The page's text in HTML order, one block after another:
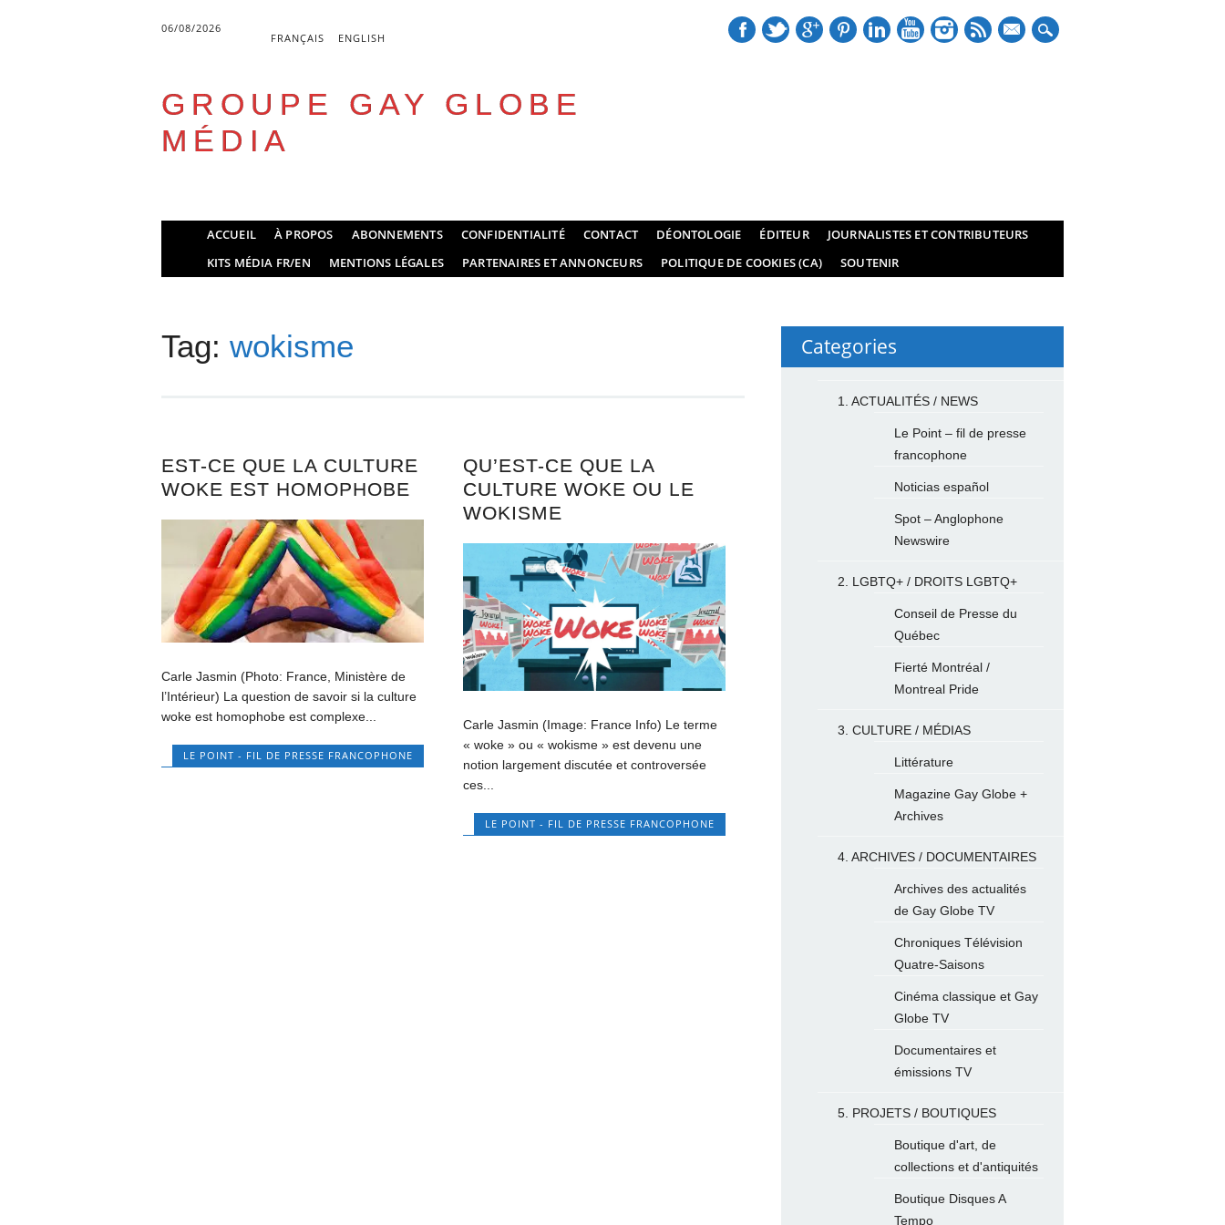
06/08/2026
FRANÇAIS ENGLISH
mail
GROUPE GAY GLOBE
MÉDIA
Main menu
ACCUEIL À PROPOS ABONNEMENTS CONFIDENTIALITÉ CONTACT DÉONTOLOGIE ÉDITEUR
JOURNALISTES ET CONTRIBUTEURS
KITS MÉDIA FR/EN
MENTIONS LÉGALES PARTENAIRES ET ANNONCEURS POLITIQUE DE COOKIES (CA) SOUTENIR
Tag: wokisme
EST-CE QUE LA CULTURE
WOKE EST HOMOPHOBE
Carle Jasmin (Photo: France, Ministère de
l’Intérieur) La question de savoir si la culture
woke est homophobe est complexe...
LE POINT - FIL DE PRESSE FRANCOPHONE
QU’EST-CE QUE LA
CULTURE WOKE OU LE
WOKISME
Carle Jasmin (Image: France Info) Le terme
« woke » ou « wokisme » est devenu une
notion largement discutée et controversée
ces...
LE POINT - FIL DE PRESSE FRANCOPHONE
Categories
1. ACTUALITÉS / NEWS
Le Point – fil de presse
francophone
Noticias español
Spot – Anglophone
Newswire
2. LGBTQ+ / DROITS LGBTQ+
Conseil de Presse du
Québec
Fierté Montréal /
Montreal Pride
3. CULTURE / MÉDIAS
Littérature
Magazine Gay Globe +
Archives
4. ARCHIVES / DOCUMENTAIRES
Archives des actualités
de Gay Globe TV
Chroniques Télévision
Quatre-Saisons
Cinéma classique et Gay
Globe TV
Documentaires et
émissions TV
5. PROJETS / BOUTIQUES
Boutique d'art, de
collections et d'antiquités
Boutique Disques A
Tempo